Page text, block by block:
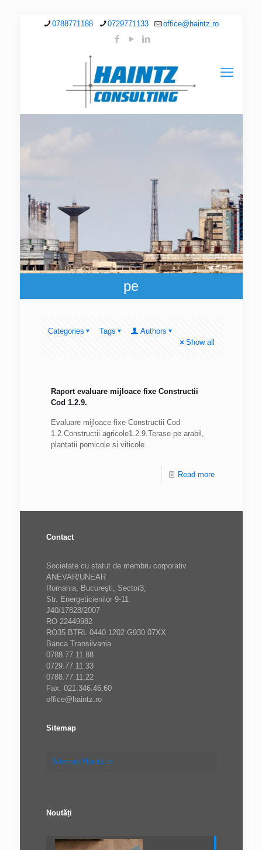
0788771188 0729771133 office@haintz.ro
pe
Categories Tags
Authors
Show all
Raport evaluare mijloace fixe Constructii
Cod 1.2.9.
Evaluare mijloace fixe Constructii Cod
1.2.Constructii agricole1.2.9.Terase pe arabil,
plantatii pomicole si viticole.
Read more
Contact
Societate cu statut de membru corporativ
ANEVAR/UNEAR
Romania, Bucureşti, Sector3,
Str. Energeticienilor 9-11
J40/17828/2007
RO 22449982
RO35 BTRL 0440 1202 G930 07XX
Banca Transilvania
0788.77.11.88
0729.77.11.33
0788.77.11.22
Fax: 021.346.46.60
office@haintz.ro
Sitemap
Sitemap Haintz.ro
Noutăți